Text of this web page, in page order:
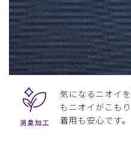
気になるニオイ
もニオイがこも
着用も安心です。